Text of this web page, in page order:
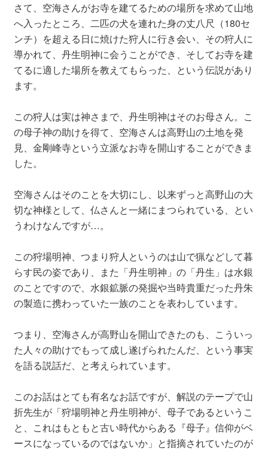
さて、空海さんがお寺を建てるための場所を求めて山地
へ入ったところ、二匹の犬を連れた身の丈八尺（180セ
ンチ）を超える日に焼けた狩人に行き会い、その狩人に
導かれて、丹生明神に会うことができ、そしてお寺を建
てるに適した場所を教えてもらった、という伝説があり
ます。
この狩人は実は神さまで、丹生明神はそのお母さん。こ
の母子神の助けを得て、空海さんは高野山の土地を発
見、金剛峰寺という立派なお寺を開山することができま
した。
空海さんはそのことを大切にし、以来ずっと高野山の大
切な神様として、仏さんと一緒にまつられている、とい
うわけなんですが…。
この狩場明神、つまり狩人というのは山で猟などして暮
らす民の姿であり、また「丹生明神」の「丹生」は水銀
のことですので、水銀鉱脈の発掘や当時貴重だった丹朱
の製造に携わっていた一族のことを表わしています。
つまり、空海さんが高野山を開山できたのも、こういっ
た人々の助けでもって成し遂げられたんだ、という事実
を語る説話だ、と考えられています。
このお話はとても有名なお話ですが、解説のテープで山
折先生が「狩場明神と丹生明神が、母子であるというこ
と、これはもともと古い時代からある『母子』信仰がベ
ースになっているのではないか」と指摘されていたのが